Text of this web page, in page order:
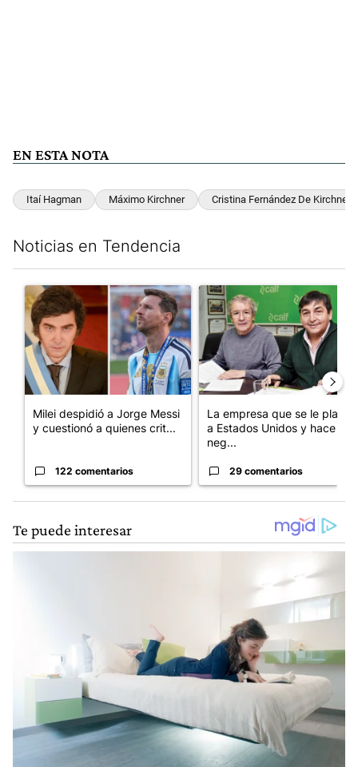
EN ESTA NOTA
Itaí Hagman Máximo Kirchner Cristina Fernández De Kirchner
Noticias en Tendencia
Un artículo de tendencia con el título "Milei despidió a Jorge
Milei despidió a Jorge Messi
y cuestionó a quienes crit...
122 comentarios
Un artículo de tendencia con
La empresa que se le plantó
a Estados Unidos y hace
neg...
29 comentarios